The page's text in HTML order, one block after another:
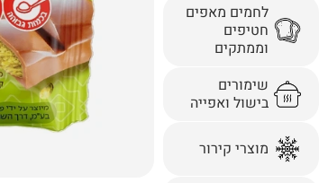
לחמים מאפים
חטיפים
וממתקים
שימורים
בישול ואפייה
מוצרי קירור